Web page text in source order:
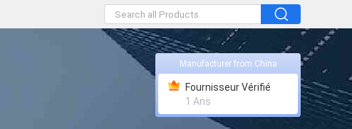
Manufacturer from China
Fournisseur Vérifié
1 Ans